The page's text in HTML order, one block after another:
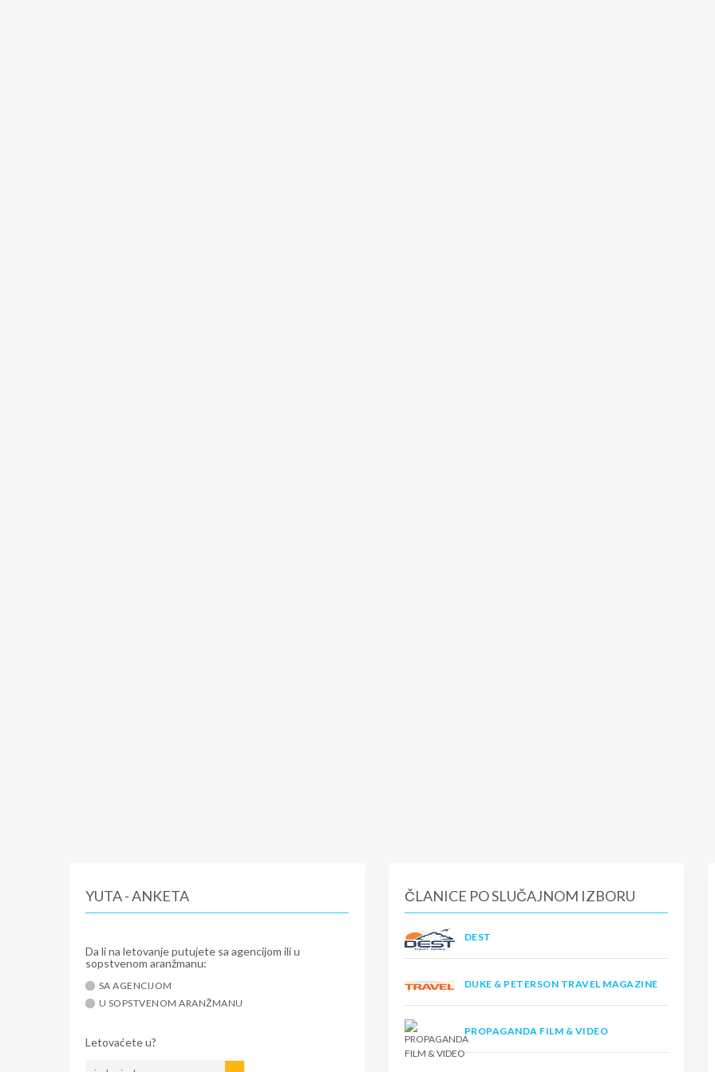
YUTA - ANKETA
Da li na letovanje putujete sa agencijom ili u
sopstvenom aranžmanu:
SA AGENCIJOM
U SOPSTVENOM ARANŽMANU
Letovaćete u?
ČLANICE PO SLUČAJNOM IZBORU
DEST
DUKE & PETERSON TRAVEL MAGAZINE
PROPAGANDA FILM & VIDEO